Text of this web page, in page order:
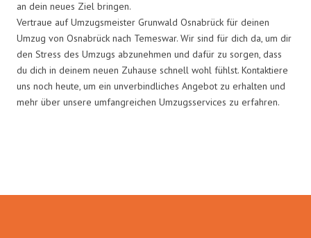
an dein neues Ziel bringen.
Vertraue auf Umzugsmeister Grunwald Osnabrück für deinen
Umzug von Osnabrück nach Temeswar. Wir sind für dich da, um dir
den Stress des Umzugs abzunehmen und dafür zu sorgen, dass
du dich in deinem neuen Zuhause schnell wohl fühlst. Kontaktiere
uns noch heute, um ein unverbindliches Angebot zu erhalten und
mehr über unsere umfangreichen Umzugsservices zu erfahren.